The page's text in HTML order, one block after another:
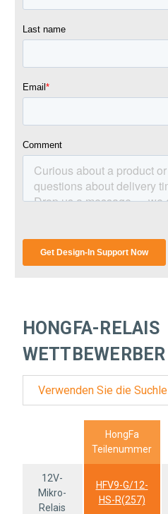
HONGFA-RELAIS
HongFa
Teilenummer
12V-
Mikro-
Relais
HFV9-G/12-
HS-R(257)